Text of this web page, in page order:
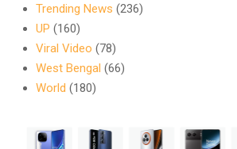
Trending News (236)
UP (160)
Viral Video (78)
West Bengal (66)
World (180)